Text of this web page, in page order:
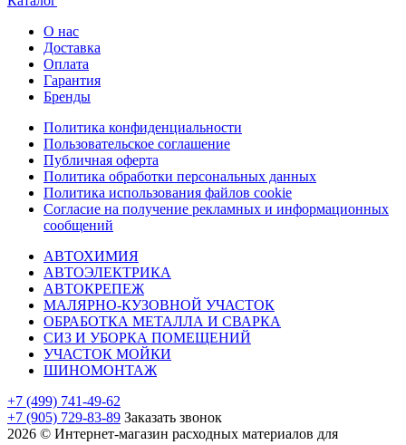
О нас
Доставка
Оплата
Гарантия
Бренды
Политика конфиденциальности
Пользовательское соглашение
Публичная оферта
Политика обработки персональных данных
Политика использования файлов cookie
Согласие на получение рекламных и информационных
сообщений
АВТОХИМИЯ
АВТОЭЛЕКТРИКА
АВТОКРЕПЕЖ
МАЛЯРНО-КУЗОВНОЙ УЧАСТОК
ОБРАБОТКА МЕТАЛЛА И СВАРКА
СИЗ И УБОРКА ПОМЕЩЕНИЙ
УЧАСТОК МОЙКИ
ШИНОМОНТАЖ
+7 (499) 741-49-62
+7 (905) 729-83-89 Заказать звонок
2026 © Интернет-магазин расходных материалов для